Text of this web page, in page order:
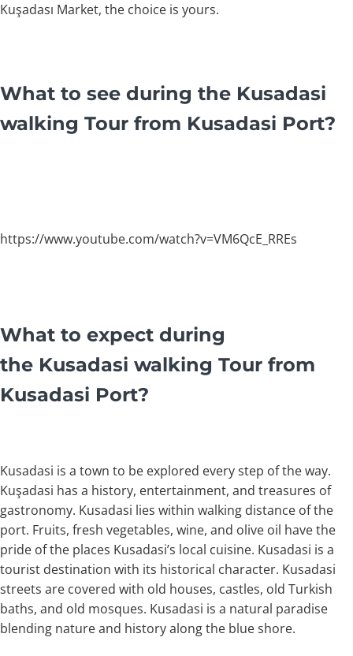
Kuşadası Market, the choice is yours.
What to see during the Kusadasi
walking Tour from Kusadasi Port?
https://www.youtube.com/watch?v=VM6QcE_RREs
What to expect during
the Kusadasi walking Tour from
Kusadasi Port?
Kusadasi is a town to be explored every step of the way.
Kuşadasi has a history, entertainment, and treasures of
gastronomy. Kusadasi lies within walking distance of the
port. Fruits, fresh vegetables, wine, and olive oil have the
pride of the places Kusadasi’s local cuisine. Kusadasi is a
tourist destination with its historical character. Kusadasi
streets are covered with old houses, castles, old Turkish
baths, and old mosques. Kusadasi is a natural paradise
blending nature and history along the blue shore.